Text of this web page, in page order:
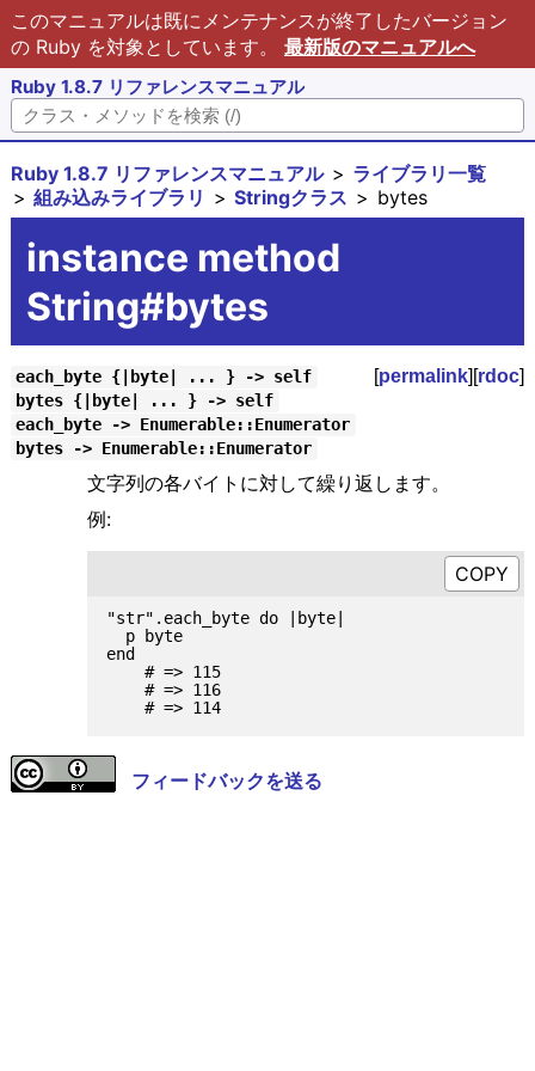
このマニュアルは既にメンテナンスが終了したバージョン
の Ruby を対象としています。 最新版のマニュアルへ
Ruby 1.8.7 リファレンスマニュアル
Ruby 1.8.7 リファレンスマニュアル
ライブラリ一覧
組み込みライブラリ
Stringクラス bytes
instance method
String#bytes
each_byte {|byte| ... } -> self [permalink][rdoc]
bytes {|byte| ... } -> self
each_byte -> Enumerable::Enumerator
bytes -> Enumerable::Enumerator
文字列の各バイトに対して繰り返します。
例:
"str".each_byte do |byte|
  p byte
end
    # => 115
    # => 116
    # => 114
フィードバックを送る